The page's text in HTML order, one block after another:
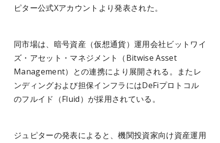
ピター公式Xアカウントより発表された。
同市場は、暗号資産（仮想通貨）運用会社ビットワイ
ズ・アセット・マネジメント（Bitwise Asset
Management）との連携により展開される。またレ
ンディングおよび担保インフラにはDeFiプロトコル
のフルイド（Fluid）が採用されている。
ジュピターの発表によると、機関投資家向け資産運用